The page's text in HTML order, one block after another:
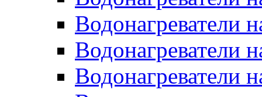
Водонагреватели
Водонагреватели
Водонагреватели